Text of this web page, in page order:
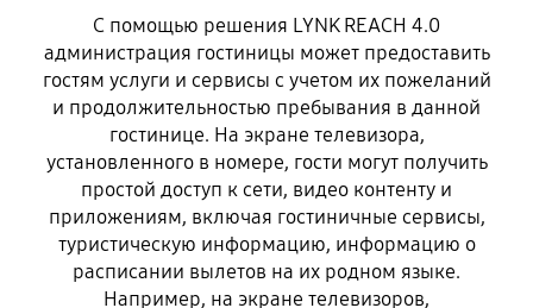
С помощью решения LYNK REACH 4.0
администрация гостиницы может предоставить
гостям услуги и сервисы с учетом их пожеланий
и продолжительностью пребывания в данной
гостинице. На экране телевизора,
установленного в номере, гости могут получить
простой доступ к сети, видео контенту и
приложениям, включая гостиничные сервисы,
туристическую информацию, информацию о
расписании вылетов на их родном языке.
Например, на экране телевизоров,